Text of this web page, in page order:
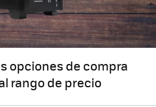
opciones de compra
rango de precio